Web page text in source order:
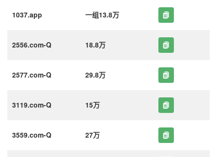
1037.app 一组13.8万
2556.com-Q 18.8万
2577.com-Q 29.8万
3119.com-Q 15万
3559.com-Q 27万